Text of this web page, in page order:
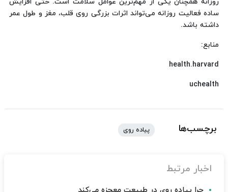
ساده فعالیت روزانه می‌تواند اثرات بزرگی روی قلب، مغز و طول عمر
داشته باشد.
منابع:
health.harvard
uchealth
برچسب‌ها پیاده روی
اخبار مرتبط